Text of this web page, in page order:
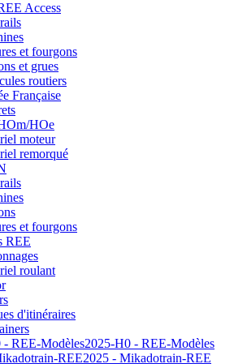
Access
et fourgons
et grues
routiers
Française
HOe
moteur
remorqué
et fourgons
REE
roulant
d'itinéraires
2025-H0 - REE-Modèles
2025 - Mikadotrain-REE